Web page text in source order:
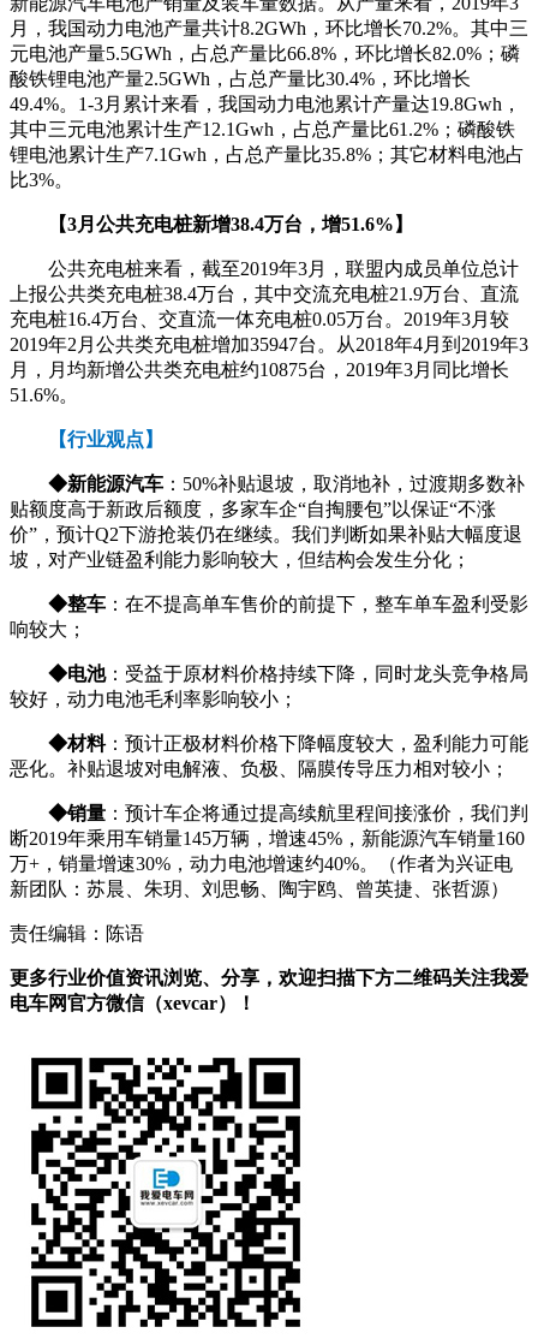
月，我国动力电池产量共计8.2GWh，环比增长70.2%。其中三
元电池产量5.5GWh，占总产量比66.8%，环比增长82.0%；磷
酸铁锂电池产量2.5GWh，占总产量比30.4%，环比增长
49.4%。1-3月累计来看，我国动力电池累计产量达19.8Gwh，
其中三元电池累计生产12.1Gwh，占总产量比61.2%；磷酸铁
锂电池累计生产7.1Gwh，占总产量比35.8%；其它材料电池占
比3%。
【3月公共充电桩新增38.4万台，增51.6%】
公共充电桩来看，截至2019年3月，联盟内成员单位总计
上报公共类充电桩38.4万台，其中交流充电桩21.9万台、直流
充电桩16.4万台、交直流一体充电桩0.05万台。2019年3月较
2019年2月公共类充电桩增加35947台。从2018年4月到2019年3
月，月均新增公共类充电桩约10875台，2019年3月同比增长
51.6%。
【行业观点】
◆新能源汽车 ：50%补贴退坡，取消地补，过渡期多数补
贴额度高于新政后额度，多家车企“自掏腰包”以保证“不涨
价”，预计Q2下游抢装仍在继续。我们判断如果补贴大幅度退
坡，对产业链盈利能力影响较大，但结构会发生分化；
◆整车 ：在不提高单车售价的前提下，整车单车盈利受影
响较大；
◆电池：受益于原材料价格持续下降，同时龙头竞争格局
较好，动力电池毛利率影响较小；
◆材料：预计正极材料价格下降幅度较大，盈利能力可能
恶化。补贴退坡对电解液、负极、隔膜传导压力相对较小；
◆销量 ：预计车企将通过提高续航里程间接涨价，我们判
断2019年乘用车销量145万辆，增速45%，新能源汽车销量160
万+，销量增速30%，动力电池增速约40%。（作者为兴证电
新团队：苏晨、朱玥、刘思畅、陶宇鸥、曾英捷、张哲源）
责任编辑：陈语
更多行业价值资讯浏览、分享，欢迎扫描下方二维码关注我爱
电车网官方微信（xevcar）！